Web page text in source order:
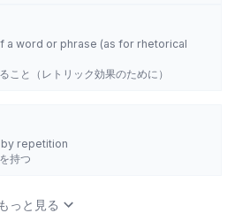
a word or phrase (as for rhetorical
こと（レトリック効果のために）
repetition
持つ
もっと見る